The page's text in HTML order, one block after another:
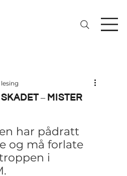
– mister
har pådratt
og må forlate
i